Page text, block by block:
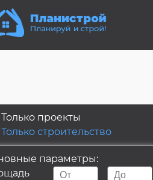
Только проекты
Только строительство
параметры: